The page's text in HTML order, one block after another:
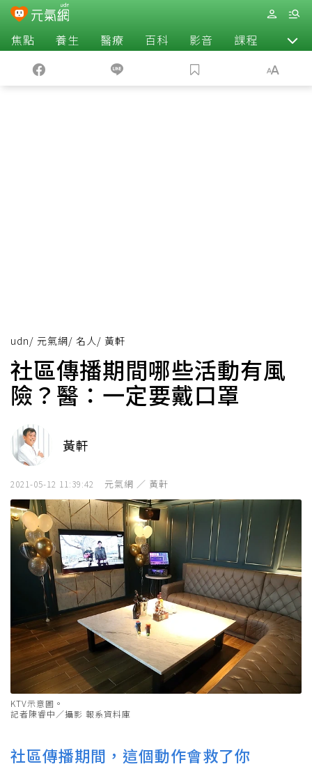
焦點 養生 醫療 百科 影音 課程 退休
udn/ 元氣網/ 名人/ 黃軒
社區傳播期間哪些活動有風
險？醫：一定要戴口罩
黃軒
2021-05-12 11:39:42 元氣網 ／ 黃軒
KTV示意圖。
記者陳睿中／攝影 報系資料庫
社區傳播期間，這個動作會救了你